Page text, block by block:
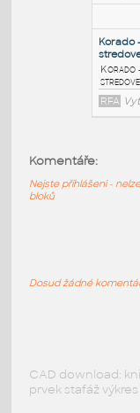
RFA
Komentáře:
Nejste přihlášeni -
bloků
Dosud žádné
CAD download:
prvek stafáž